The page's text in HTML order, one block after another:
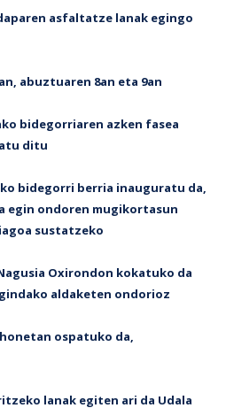
asfaltatze lanak egingo
abuztuaren 8an eta 9an
bidegorriaren azken fasea
ditu
bidegorri berria inauguratu da,
egin ondoren mugikortasun
sustatzeko
Oxirondon kokatuko da
aldaketen ondorioz
ospatuko da,
lanak egiten ari da Udala